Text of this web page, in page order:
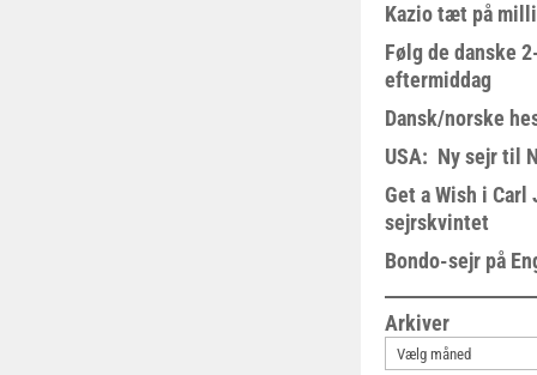
Kazio tæt på
Følg de danske
eftermiddag
Dansk/norske
USA: Ny sejr til
Get a Wish i Carl
sejrskvintet
Bondo-sejr på
Arkiver